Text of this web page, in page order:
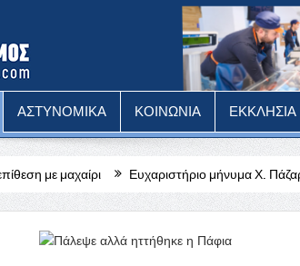
ΑΣΤΥΝΟΜΙΚΑ ΚΟΙΝΩΝΙΑ ΕΚΚΛΗΣΙΑ
Ευχαριστήριο μήνυμα Χ. Πάζαρου για Α.